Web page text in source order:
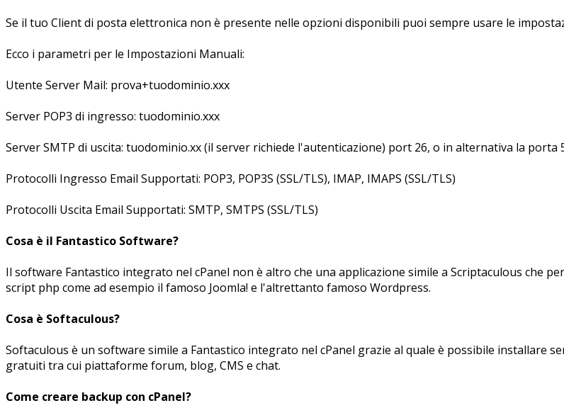
Se il tuo Client di posta elettronica non è presente nelle opzioni disponibili puoi sempre usare le
Ecco i parametri per le Impostazioni Manuali:
Utente Server Mail: prova+tuodominio.xxx
Server POP3 di ingresso: tuodominio.xxx
Server SMTP di uscita: tuodominio.xx (il server richiede l'autenticazione) port 26, o in alternativa la porta
Protocolli Ingresso Email Supportati: POP3, POP3S (SSL/TLS), IMAP, IMAPS (SSL/TLS)
Protocolli Uscita Email Supportati: SMTP, SMTPS (SSL/TLS)
Cosa è il Fantastico Software?
Il software Fantastico integrato nel cPanel non è altro che una applicazione simile a Scriptaculous che
script php come ad esempio il famoso Joomla! e l'altrettanto famoso Wordpress.
Cosa è Softaculous?
Softaculous è un software simile a Fantastico integrato nel cPanel grazie al quale è possibile installare
gratuiti tra cui piattaforme forum, blog, CMS e chat.
Come creare backup con cPanel?